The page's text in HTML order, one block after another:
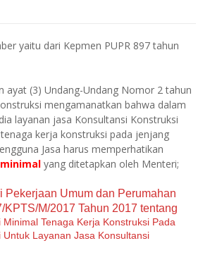
yaitu dari Kepmen PUPR 897 tahun
ayat (3) Undang-Undang Nomor 2 tahun
mengamanatkan bahwa dalam
layanan jasa Konsultansi Konstruksi
kerja konstruksi pada jenjang
Jasa harus memperhatikan
minimal yang ditetapkan oleh Menteri;
Pekerjaan Umum dan Perumahan
KPTS/M/2017 Tahun 2017 tentang
Tenaga Kerja Konstruksi Pada
Layanan Jasa Konsultansi